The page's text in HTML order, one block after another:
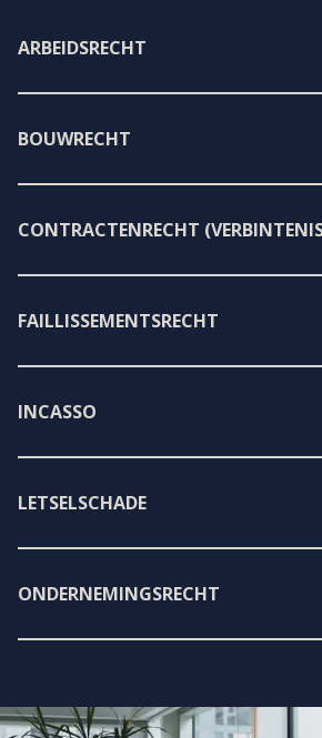
ARBEIDSRECHT
BOUWRECHT
CONTRACTENRECHT
FAILLISSEMENTSRECHT
INCASSO
LETSELSCHADE
ONDERNEMINGSRECHT